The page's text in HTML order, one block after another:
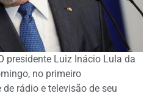
presidente Luiz Inácio Lula da
no primeiro
rádio e televisão de seu